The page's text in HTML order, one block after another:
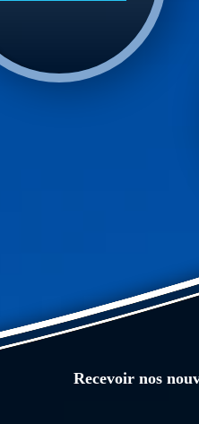
Recevoir nos